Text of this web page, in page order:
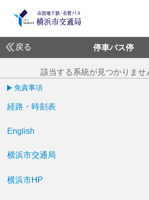
戻る 停車バス停
該当する系統が見つかりませ
免責事項
経路・時刻表
English
横浜市交通局
横浜市HP